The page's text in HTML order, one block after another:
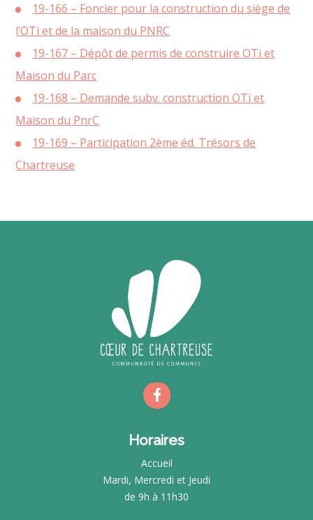
19-166 – Foncier pour la construction du siège de
l’OTi et de la maison du PNRC
19-167 – Dépôt de permis de construire OTi et
Maison du Parc
19-168 – Demande subv. construction OTi et
Maison du PnrC
19-169 – Participation 2ème éd. Trésors de
Chartreuse
Horaires
Accueil
Mardi, Mercredi et Jeudi
de 9h à 11h30